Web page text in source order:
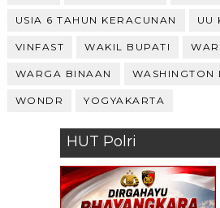
USIA 6 TAHUN KERACUNAN UU
VINFAST WAKIL BUPATI
WARGA BINAAN WASHINGTON
WONDR YOGYAKARTA
HUT Polri